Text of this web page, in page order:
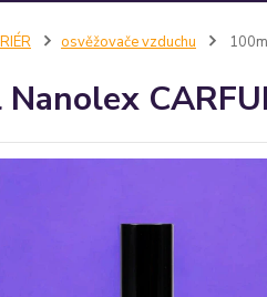
osvěžovače vzduchu